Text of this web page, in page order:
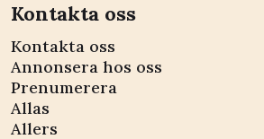
Kontakta oss
Kontakta oss
Annonsera hos oss
Prenumerera
Allas
Allers